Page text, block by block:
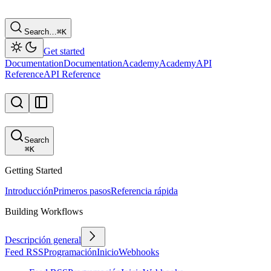
Search…⌘K
Get started
DocumentationDocumentationAcademyAcademyAPI
ReferenceAPI Reference
Search
⌘K
Getting Started
IntroducciónPrimeros pasosReferencia rápida
Building Workflows
Descripción general
Feed RSSProgramaciónInicioWebhooks